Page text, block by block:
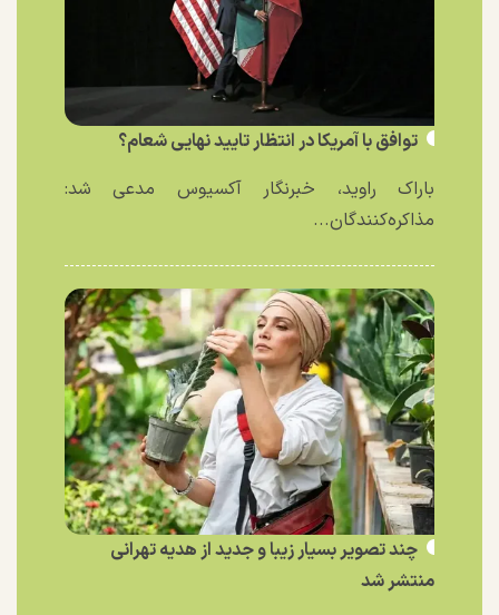
توافق با آمریکا در انتظار تایید نهایی شعام؟
باراک راوید، خبرنگار آکسیوس مدعی شد:
مذاکره‌کنندگان...
چند تصویر بسیار زیبا و جدید از هدیه تهرانی
منتشر شد